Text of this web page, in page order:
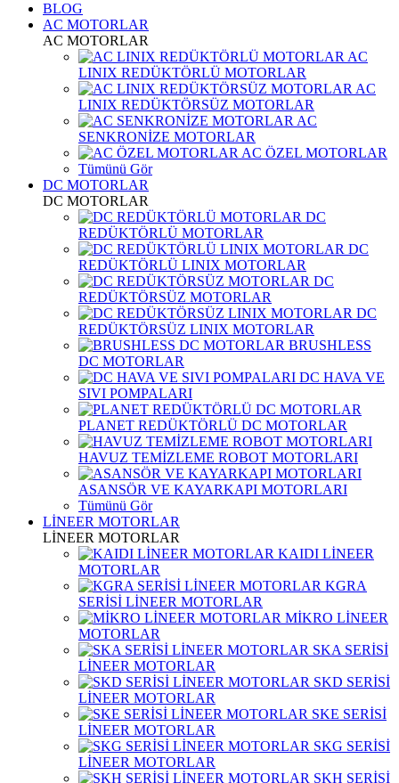
BLOG
AC MOTORLAR
AC MOTORLAR
AC
LINIX REDÜKTÖRLÜ MOTORLAR
AC
LINIX REDÜKTÖRSÜZ MOTORLAR
AC
SENKRONİZE MOTORLAR
AC ÖZEL MOTORLAR
Tümünü Gör
DC MOTORLAR
DC MOTORLAR
DC
REDÜKTÖRLÜ MOTORLAR
DC
REDÜKTÖRLÜ LINIX MOTORLAR
DC
REDÜKTÖRSÜZ MOTORLAR
DC
REDÜKTÖRSÜZ LINIX MOTORLAR
BRUSHLESS
DC MOTORLAR
DC HAVA VE
SIVI POMPALARI
PLANET REDÜKTÖRLÜ DC MOTORLAR
HAVUZ TEMİZLEME ROBOT MOTORLARI
ASANSÖR VE KAYARKAPI MOTORLARI
Tümünü Gör
LİNEER MOTORLAR
LİNEER MOTORLAR
KAIDI LİNEER
MOTORLAR
KGRA
SERİSİ LİNEER MOTORLAR
MİKRO LİNEER
MOTORLAR
SKA SERİSİ
LİNEER MOTORLAR
SKD SERİSİ
LİNEER MOTORLAR
SKE SERİSİ
LİNEER MOTORLAR
SKG SERİSİ
LİNEER MOTORLAR
SKH SERİSİ